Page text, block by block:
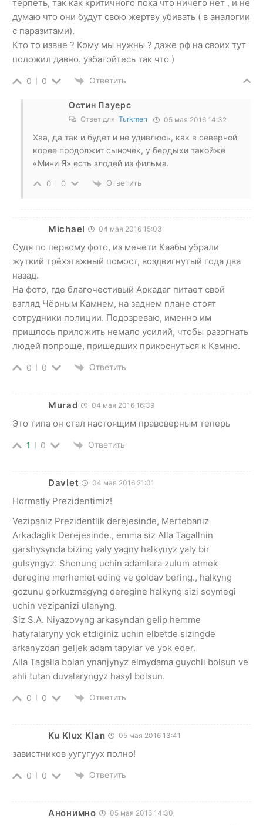
терпеть, так как критичного пока что ничего нет , и не
думаю что они будут свою жертву убивать ( в аналогии
с паразитами).
Кто то извне ? Кому мы нужны ? даже рф на своих тут
положил давно. узбагойтесь так что )
0 0 Ответить
Остин Пауерс
Ответ для Turkmen 05 мая 2016 14:32
Хаа, да так и будет и не удивлюсь, как в северной
корее продолжит сыночек, у бердыхи такойже
«Мини Я» есть злодей из фильма.
0 0 Ответить
Michael 04 мая 2016 15:03
Судя по первому фото, из мечети Каабы убрали
жуткий трёхэтажный помост, воздвигнутый года два
назад.
На фото, где благочестивый Аркадаг питает свой
взгляд Чёрным Камнем, на заднем плане стоят
сотрудники полиции. Подозреваю, именно им
пришлось приложить немало усилий, чтобы разогнать
людей попроще, пришедших прикоснуться к Камню.
0 0 Ответить
Murad 04 мая 2016 16:39
Это типа он стал настоящим правоверным теперь
1 0 Ответить
Davlet 04 мая 2016 21:01
Hormatly Prezidentimiz!
Vezipaniz Prezidentlik derejesinde, Mertebaniz
Arkadaglik Derejesinde., emma siz Alla Tagallnin
garshysynda bizing yaly yagny halkynyz yaly bir
gulsyngyz. Shonung uchin adamlara zulum etmek
deregine merhemet eding ve goldav bering., halkyng
gozunu gorkuzmagyng deregine halkyng sizi soymegi
uchin vezipanizi ulanyng.
Siz S.A. Niyazovyng arkasyndan gelip hemme
hatyralaryny yok etdiginiz uchin elbetde sizingde
arkanyzdan geljek adam tapylar ve yok eder.
Alla Tagalla bolan ynanjynyz elmydama guychli bolsun ve
ahli tutan duvalaryngyz hasyl bolsun.
0 0 Ответить
Ku Klux Klan 05 мая 2016 13:41
завистников уугугуух полно!
0 0 Ответить
Анонимно 05 мая 2016 14:30